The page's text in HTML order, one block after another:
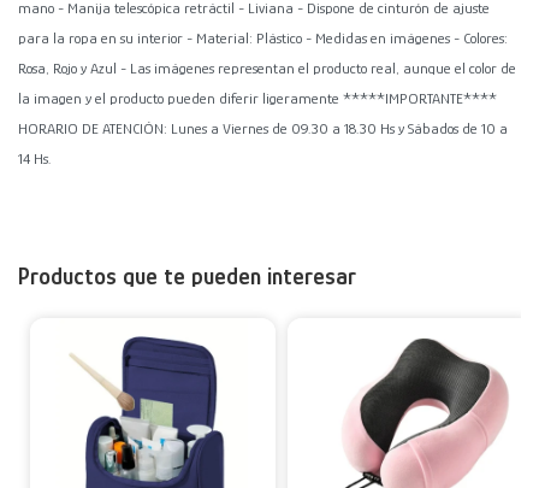
mano - Manija telescópica retráctil - Liviana - Dispone de cinturón de ajuste
para la ropa en su interior - Material: Plástico - Medidas en imágenes - Colores:
Rosa, Rojo y Azul - Las imágenes representan el producto real, aunque el color de
la imagen y el producto pueden diferir ligeramente *****IMPORTANTE****
HORARIO DE ATENCIÓN: Lunes a Viernes de 09.30 a 18.30 Hs y Sábados de 10 a
14 Hs.
Productos que te pueden interesar